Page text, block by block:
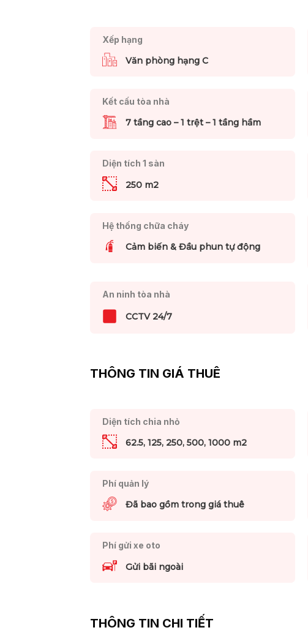
Xếp hạng
Văn phòng hạng C
Kết cấu tòa nhà
7 tầng cao – 1 trệt – 1 tầng hầm
Diện tích 1 sàn
250 m2
Hệ thống chữa cháy
Cảm biến & Đầu phun tự động
An ninh tòa nhà
CCTV 24/7
THÔNG TIN GIÁ THUÊ
Diện tích chia nhỏ
62.5, 125, 250, 500, 1000 m2
Phí quản lý
Đã bao gồm trong giá thuê
Phí gửi xe oto
Gửi bãi ngoài
THÔNG TIN CHI TIẾT